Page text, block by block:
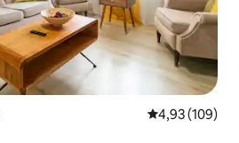
Classificação
4,93 (109)